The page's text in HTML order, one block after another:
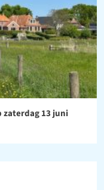
13 juni